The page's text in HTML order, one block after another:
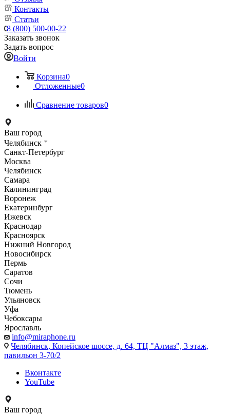
Контакты
Статьи
8 (800) 500-00-22
Заказать звонок
Задать вопрос
Войти
Корзина0
Отложенные0
Сравнение товаров0
Ваш город
Челябинск
Санкт-Петербург
Москва
Челябинск
Самара
Калининград
Воронеж
Екатеринбург
Ижевск
Краснодар
Красноярск
Нижний Новгород
Новосибирск
Пермь
Саратов
Сочи
Тюмень
Ульяновск
Уфа
Чебоксары
Ярославль
info@miraphone.ru
Челябинск, Копейское шоссе, д. 64, ТЦ "Алмаз", 3 этаж,
павильон 3-70/2
Вконтакте
YouTube
Ваш город